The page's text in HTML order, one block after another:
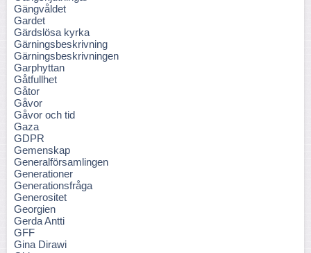
Gängvåldet
Gardet
Gärdslösa kyrka
Gärningsbeskrivning
Gärningsbeskrivningen
Garphyttan
Gåtfullhet
Gåtor
Gåvor
Gåvor och tid
Gaza
GDPR
Gemenskap
Generalförsamlingen
Generationer
Generationsfråga
Generositet
Georgien
Gerda Antti
GFF
Gina Dirawi